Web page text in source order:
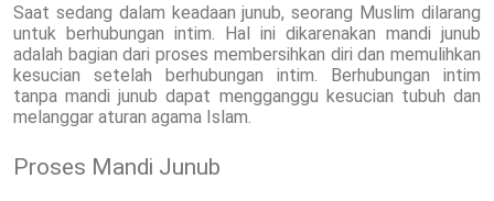
Saat sedang dalam keadaan junub, seorang Muslim dilarang
untuk berhubungan intim. Hal ini dikarenakan mandi junub
adalah bagian dari proses membersihkan diri dan memulihkan
kesucian setelah berhubungan intim. Berhubungan intim
tanpa mandi junub dapat mengganggu kesucian tubuh dan
melanggar aturan agama Islam.
Proses Mandi Junub